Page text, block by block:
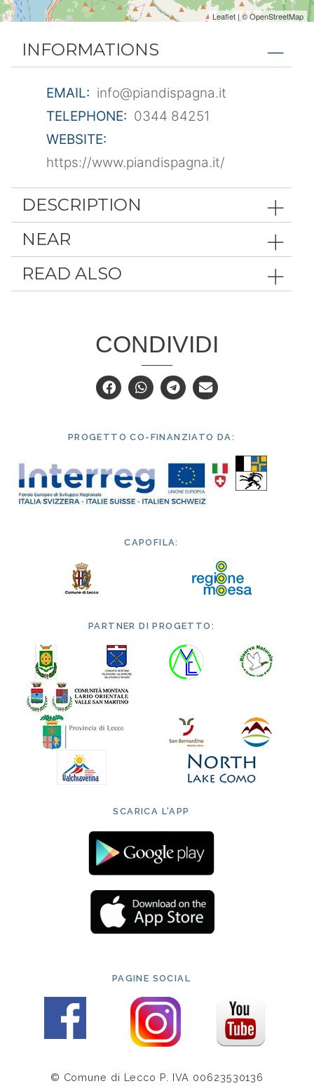
INFORMATIONS
EMAIL: info@piandispagna.it
TELEPHONE: 0344 84251
WEBSITE:
https://www.piandispagna.it/
DESCRIPTION
NEAR
READ ALSO
Leaflet | ©OpenStreetMap
CONDIVIDI
PROGETTO CO-FINANZIATO DA:
CAPOFILA:
PARTNER DI PROGETTO:
SCARICA L'APP
PAGINE SOCIAL
© Comune di Lecco P. IVA 00623530136